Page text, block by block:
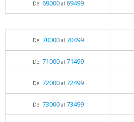
Del 69000al 69499
Del 70000al 70499
Del 71000al 71499
Del 72000al 72499
Del 73000al 73499